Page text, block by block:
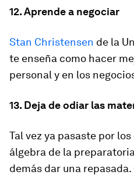
12. Aprende a negociar
Stan Christensen de la
te enseña como hacer
personal y en los
13. Deja de odiar las
Tal vez ya pasaste por
álgebra de la
demás dar una